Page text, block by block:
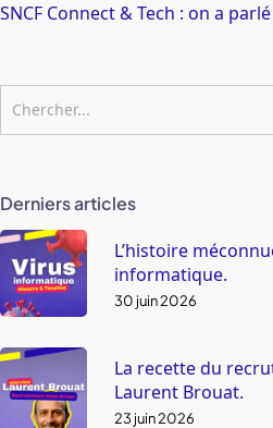
SNCF Connect & Tech : on a
Derniers articles
L’histoire
informatique.
30 juin 2026
La recette du
Laurent Brouat.
23 juin 2026